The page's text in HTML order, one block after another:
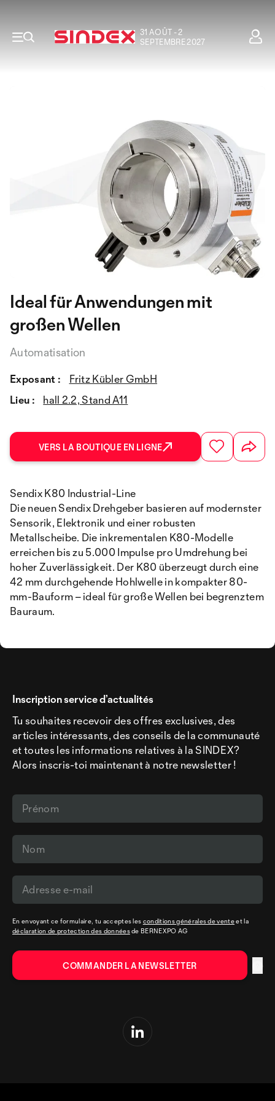
31 AOÛT - 2
SEPTEMBRE 2027
Ideal für Anwendungen mit
großen Wellen
Automatisation
Exposant :
Fritz Kübler GmbH
Lieu :
hall 2.2, Stand A11
VERS LA BOUTIQUE EN LIGNE
Sendix K80 Industrial-Line
Die neuen Sendix Drehgeber basieren auf modernster
Sensorik, Elektronik und einer robusten
Metallscheibe. Die inkrementalen K80-Modelle
erreichen bis zu 5.000 Impulse pro Umdrehung bei
hoher Zuverlässigkeit. Der K80 überzeugt durch eine
42 mm durchgehende Hohlwelle in kompakter 80-
mm-Bauform – ideal für große Wellen bei begrenztem
Bauraum.
Inscription service d’actualités
Tu souhaites recevoir des offres exclusives, des
articles intéressants, des conseils de la communauté
et toutes les informations relatives à la SINDEX?
Alors inscris-toi maintenant à notre newsletter !
En envoyant ce formulaire, tu acceptes les conditions générales de venteet la
déclaration de protection des donnéesde BERNEXPO AG